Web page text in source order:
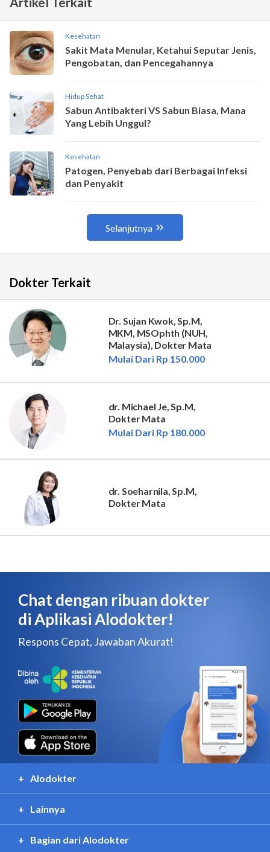
Dokter Terkait